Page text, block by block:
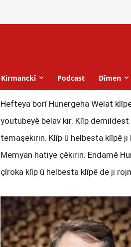
Kirmanckî Podcast Dîmen
Hefteya borî Hunergeha Welat
youtubeyê belav kir. Klîp
temaşekirin. Klîp û helbesta klîpê
Memyan hatiye çêkirin. Endamê
çîroka klîp û helbesta klîpê de ji